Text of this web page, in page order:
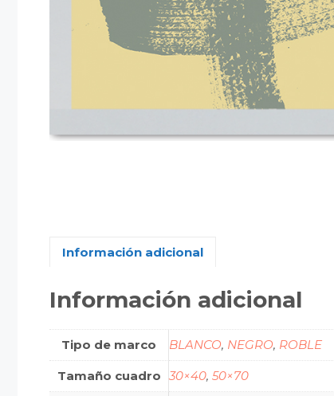
Información adicional
Información adicional
Tipo de marco BLANCO, NEGRO, ROBLE
Tamaño cuadro 30×40, 50×70